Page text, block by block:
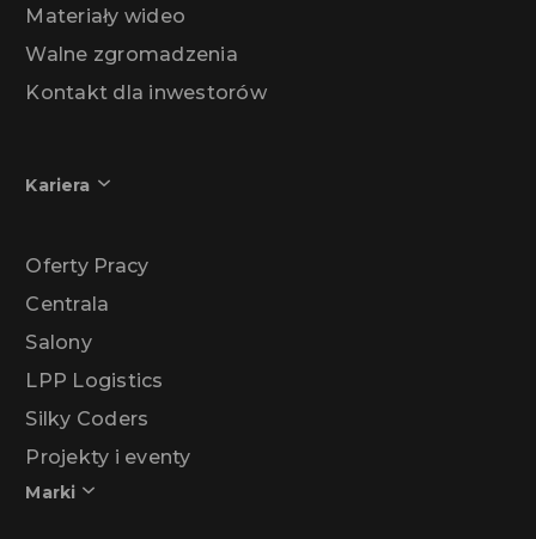
Materiały wideo
Walne zgromadzenia
Kontakt dla inwestorów
Kariera
Oferty Pracy
Centrala
Salony
LPP Logistics
Silky Coders
Projekty i eventy
Marki